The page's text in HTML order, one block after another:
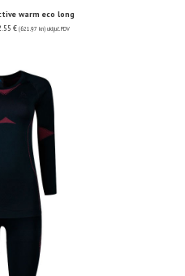
warm eco long
€ (621.97 kn) uključ. PDV